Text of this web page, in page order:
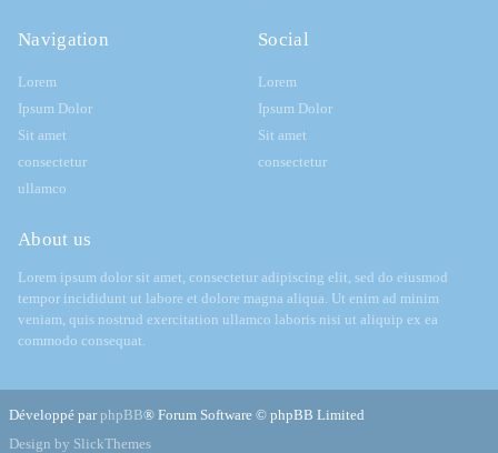
Navigation
Lorem
Ipsum Dolor
Sit amet
consectetur
ullamco
Social
Lorem
Ipsum Dolor
Sit amet
consectetur
About us
Lorem ipsum dolor sit amet, consectetur adipiscing elit, sed do eiusmod
tempor incididunt ut labore et dolore magna aliqua. Ut enim ad minim
veniam, quis nostrud exercitation ullamco laboris nisi ut aliquip ex ea
commodo consequat.
Développé parphpBB® Forum Software © phpBB Limited
Design by SlickThemes